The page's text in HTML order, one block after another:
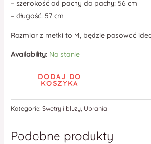
– szerokość od pachy do pachy: 56 cm
– długość: 57 cm
Rozmiar z metki to M, będzie pasować
Availability: Na stanie
DODAJ DO
KOSZYKA
Kategorie: Swetry i bluzy, Ubrania
Podobne produkty